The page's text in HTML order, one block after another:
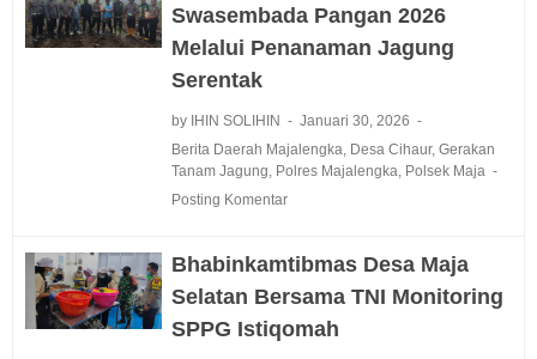
Swasembada Pangan 2026
Melalui Penanaman Jagung
Serentak‎
by IHIN SOLIHIN
Januari 30, 2026
Berita Daerah Majalengka Desa Cihaur, Gerakan
Tanam Jagung Polres Majalengka Polsek Maja
Posting Komentar
Bhabinkamtibmas Desa Maja
Selatan Bersama TNI Monitoring
SPPG Istiqomah‎